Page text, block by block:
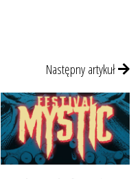
Następny artykuł